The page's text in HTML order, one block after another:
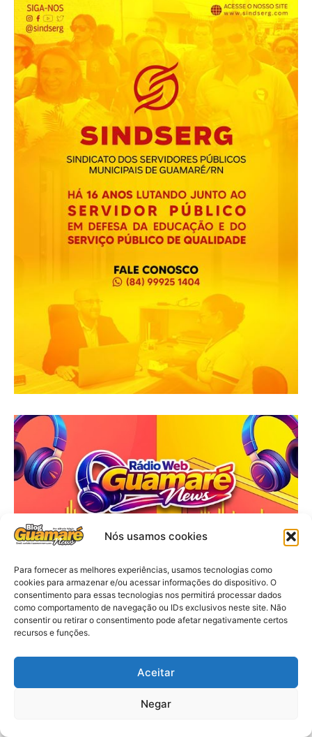
Nós usamos cookies
Para fornecer as melhores experiências, usamos tecnologias como
cookies para armazenar e/ou acessar informações do dispositivo. O
consentimento para essas tecnologias nos permitirá processar dados
como comportamento de navegação ou IDs exclusivos neste site. Não
consentir ou retirar o consentimento pode afetar negativamente certos
recursos e funções.
Aceitar
Negar